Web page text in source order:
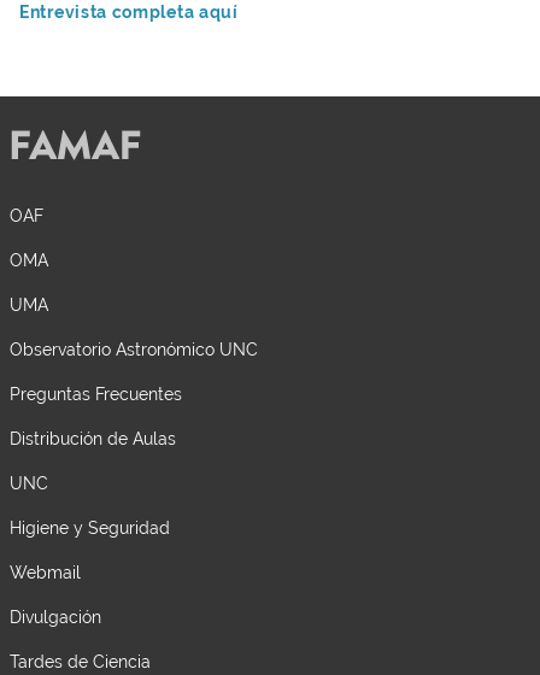
Entrevista completa aquí
OAF
OMA
UMA
Observatorio Astronómico UNC
Preguntas Frecuentes
Distribución de Aulas
UNC
Higiene y Seguridad
Webmail
Divulgación
Tardes de Ciencia